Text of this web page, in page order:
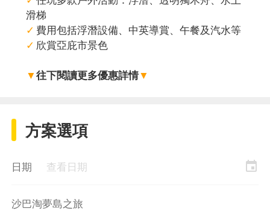
滑梯
✓ 費用包括浮潛設備、中英導賞、午餐及汽水等
✓ 欣賞亞庇市景色
▼往下閱讀更多優惠詳情▼
方案選項
日期 查看日期 event
沙巴淘夢島之旅